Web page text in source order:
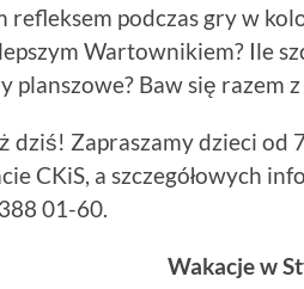
refleksem podczas gry w
Wartownikiem? Ile
planszowe? Baw się razem
dziś! Zapraszamy dzieci od
CKiS, a szczegółowych
01-60.
Wakacje w